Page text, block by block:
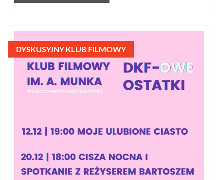
DYSKUSYJNY KLUB FILMOWY